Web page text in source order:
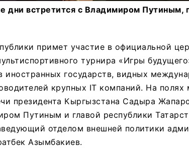
встретится с Владимиром Путиным,
примет участие в официальной
турнира «Игры
иностранных государств, видных
крупных IT компаний. На полях
президента Кыргызстана Садыра
Путиным и главой республики
отделом внешней политики
Азымбакиев.